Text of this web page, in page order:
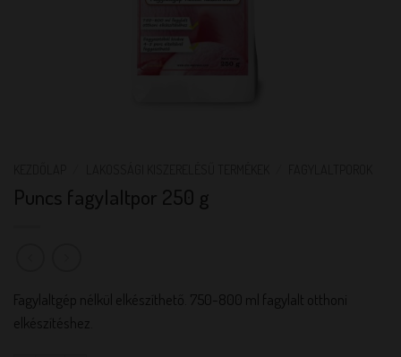
Puncs fagylaltpor 250 g
Fagylaltgép nélkül elkészíthető. 750-800 ml fagylalt otthoni
elkészítéshez.